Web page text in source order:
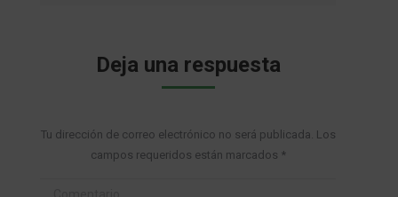
Deja una respuesta
Tu dirección de correo electrónico no será publicada. Los
campos requeridos están marcados *